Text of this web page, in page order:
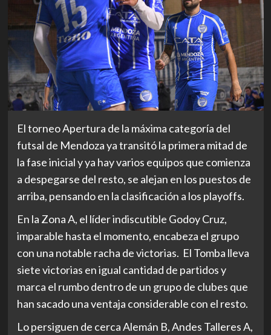
El torneo Apertura de la máxima categoría del
futsal de Mendoza ya transitó la primera mitad de
la fase inicial y ya hay varios equipos que comienza
a despegarse del resto, se alejan en los puestos de
arriba, pensando en la clasificación a los playoffs.
En la Zona A, el líder indiscutible Godoy Cruz,
imparable hasta el momento, encabeza el grupo
con una notable racha de victorias. El Tomba lleva
siete victorias en igual cantidad de partidos y
marca el rumbo dentro de un grupo de clubes que
han sacado una ventaja considerable con el resto.
Lo persiguen de cerca Alemán B, Andes Talleres A,